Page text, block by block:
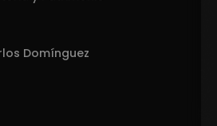
Domínguez